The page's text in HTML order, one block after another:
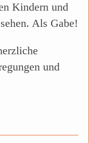
Kindern und
Als Gabe!
und